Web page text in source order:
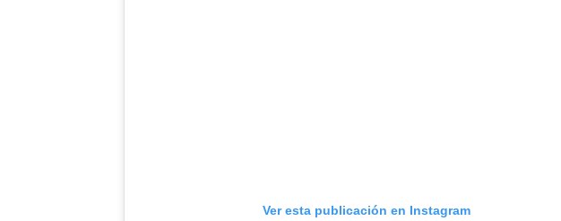
Ver esta publicación en Instagram